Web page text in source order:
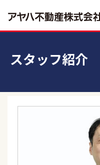
スタッフ紹介